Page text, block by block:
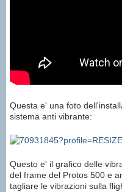
Questa e' una foto
sistema anti vibrante:
Questo e' il grafico delle
del frame del Protos 500 e
tagliare le vibrazioni sulla